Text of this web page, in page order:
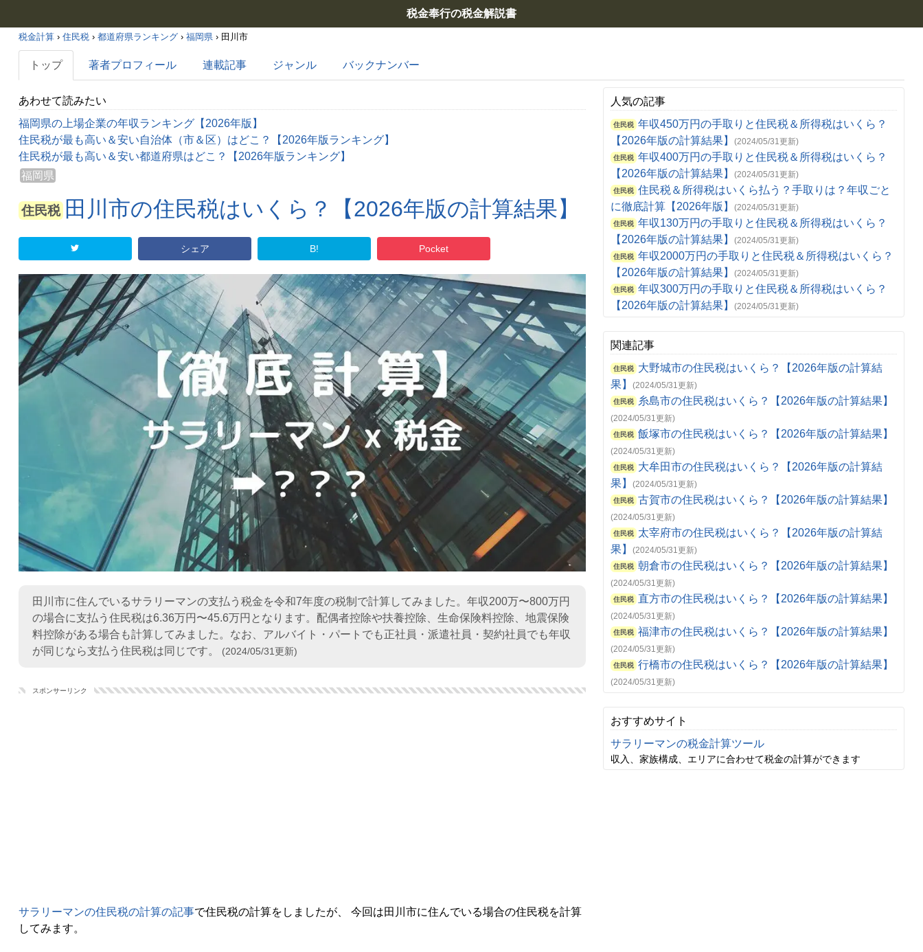
税金奉行の税金解説書
税金計算› 住民税› 都道府県ランキング› 福岡県› 田川市
トップ 著者プロフィール 連載記事 ジャンル バックナンバー
あわせて読みたい
福岡県の上場企業の年収ランキング【2026年版】
住民税が最も高い＆安い自治体（市＆区）はどこ？【2026年版ランキング】
住民税が最も高い＆安い都道府県はどこ？【2026年版ランキング】
福岡県
住民税 田川市の住民税はいくら？【2026年版の計算結果】
シェア B! Pocket
田川市に住んでいるサラリーマンの支払う税金を令和7年度の税制で計算してみました。年収200万〜800万円
の場合に支払う住民税は6.36万円〜45.6万円となります。配偶者控除や扶養控除、生命保険料控除、地震保険
料控除がある場合も計算してみました。なお、アルバイト・パートでも正社員・派遣社員・契約社員でも年収
が同じなら支払う住民税は同じです。
(2024/05/31更新)
スポンサーリンク
サラリーマンの住民税の計算の記事で住民税の計算をしましたが、 今回は田川市に住んでいる場合の住民税を計算
してみます。
人気の記事
住民税 年収450万円の手取りと住民税＆所得税はいくら？
【2026年版の計算結果】(2024/05/31更新)
住民税 年収400万円の手取りと住民税＆所得税はいくら？
【2026年版の計算結果】(2024/05/31更新)
住民税 住民税＆所得税はいくら払う？手取りは？年収ごと
に徹底計算【2026年版】(2024/05/31更新)
住民税 年収130万円の手取りと住民税＆所得税はいくら？
【2026年版の計算結果】(2024/05/31更新)
住民税 年収2000万円の手取りと住民税＆所得税はいくら？
【2026年版の計算結果】(2024/05/31更新)
住民税 年収300万円の手取りと住民税＆所得税はいくら？
【2026年版の計算結果】(2024/05/31更新)
関連記事
住民税
大野城市の住民税はいくら？【2026年版の計算結
果】(2024/05/31更新)
住民税 糸島市の住民税はいくら？【2026年版の計算結果】
(2024/05/31更新)
住民税 飯塚市の住民税はいくら？【2026年版の計算結果】
(2024/05/31更新)
住民税
大牟田市の住民税はいくら？【2026年版の計算結
果】(2024/05/31更新)
住民税 古賀市の住民税はいくら？【2026年版の計算結果】
(2024/05/31更新)
住民税
太宰府市の住民税はいくら？【2026年版の計算結
果】(2024/05/31更新)
住民税 朝倉市の住民税はいくら？【2026年版の計算結果】
(2024/05/31更新)
住民税 直方市の住民税はいくら？【2026年版の計算結果】
(2024/05/31更新)
住民税 福津市の住民税はいくら？【2026年版の計算結果】
(2024/05/31更新)
住民税 行橋市の住民税はいくら？【2026年版の計算結果】
(2024/05/31更新)
おすすめサイト
サラリーマンの税金計算ツール
収入、家族構成、エリアに合わせて税金の計算ができます